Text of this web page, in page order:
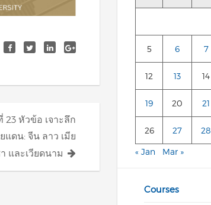
23 หัวข้อ เจาะลึก
ดน: จีน ลาว เมีย
และเวียดนาม
5 6 7
12 13 14
19 20 21
26 27 28
« Jan Mar »
Courses